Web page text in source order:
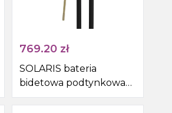
769.20 zł
SOLARIS bateria
bidetowa podtynkowa
ze słuchawką bidetową i